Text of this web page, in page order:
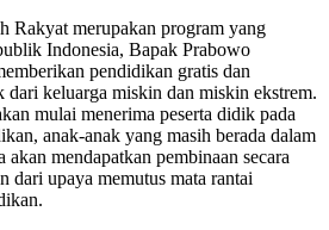
Rakyat merupakan program yang
Indonesia, Bapak Prabowo
pendidikan gratis dan
dari keluarga miskin dan miskin ekstrem.
mulai menerima peserta didik pada
anak-anak yang masih berada dalam
akan mendapatkan pembinaan secara
dari upaya memutus mata rantai